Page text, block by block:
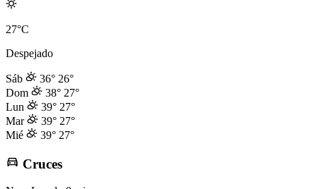
27°C
Despejado
Sáb 36° 26°
Dom
38° 27°
Lun
39° 27°
Mar
39° 27°
Mié
39° 27°
Cruces